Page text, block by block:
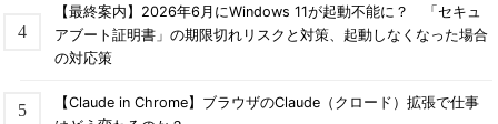
【最終案内】2026年6月にWindows 11が起動不能に？ 「セキュ
アブート証明書」の期限切れリスクと対策、起動しなくなった場合
の対応策
【Claude in Chrome】ブラウザのClaude（クロード）拡張で仕事